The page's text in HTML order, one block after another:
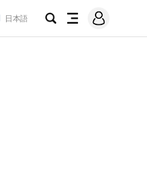
日本語
검
전
메
그